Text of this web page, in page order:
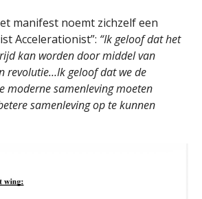
manifest noemt zichzelf een
Accelerationist”: “Ik geloof dat het
kan worden door middel van
revolutie…Ik geloof dat we de
moderne samenleving moeten
samenleving op te kunnen